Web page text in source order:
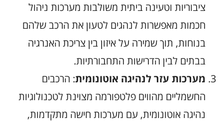
ציבוריות וטעינה ביתית משולבות מערכות ניהול
חכמות מאפשרות לנהגים לטעון את הרכב שלהם
בנוחות, תוך שמירה על איזון בין צריכת האנרגיה
בבתים לבין הדרישות התחבורתיות.
מערכות עזר לנהיגה אוטונומית: הרכבים
החשמליים מהווים פלטפורמה מצוינת לטכנולוגיות
נהיגה אוטונומית, עם מערכות חישה מתקדמות,